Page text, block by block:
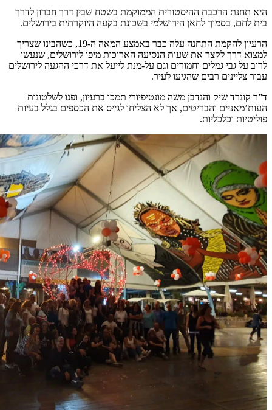
היא תחנת הרכבת ההיסטורית הממוקמת בשטח שבין דרך חברון לדרך
בית לחם, בסמוך לחאן הירושלמי בשכונת בקעה היוקרתית בירושלים.
הרעיון להקמת התחנה עלה כבר באמצע המאה ה-19, כשהבינו שצריך
למצוא דרך לקצר את שעות הנסיעה הארוכות מיפו לירושלים, שנעשו
לרוב על גבי גמלים וחמורים וגם על-מנת לייעל את דרכי ההגעה לירושלים
עבור צליינים רבים שהגיעו לעיר.
ד”ר קונרד שיק והנדבן משה מונטיפיורי תמכו ברעיון, ופנו לשלטונות
העות’מאניים והבריטים, אך לא הצליחו לגייס את הכספים בגלל בעיות
פוליטיות וכלכליות.